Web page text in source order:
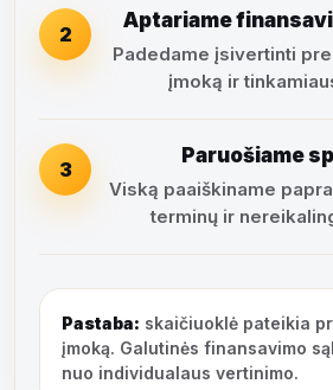
2
Aptariame
Padedame įsivertinti
įmoką ir
3
Paruošiame
Viską paaiškiname
terminų ir
Pastaba: skaičiuoklė pateikia
įmoką. Galutinės finansavimo
nuo individualaus vertinimo.